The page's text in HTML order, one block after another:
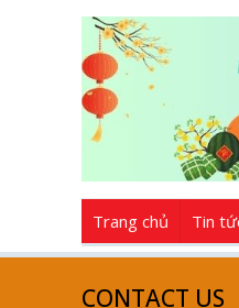
Trang chủ Tin
CONTACT US